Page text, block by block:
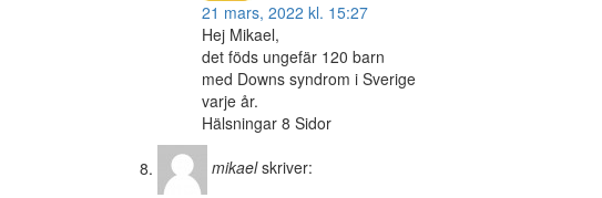
21 mars, 2022 kl. 15:27
Hej Mikael,
det föds ungefär 120 barn
med Downs syndrom i Sverige
varje år.
Hälsningar 8 Sidor
mikael skriver: